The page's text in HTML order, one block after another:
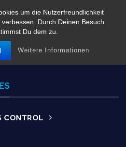
um die Nutzerfreundlichkeit
Durch Deinen Besuch
Du dem zu.
Weitere Informationen
CONTROL